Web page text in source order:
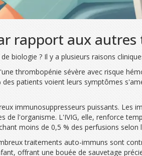
rapport aux
biologie ? Il y a plusieurs raisons
thrombopénie sévère avec risque
patients voient leurs symptômes
immunosuppresseurs puissants. Les
de l'organisme. L'IVIG, elle, renforce
moins de 0,5 % des perfusions selon
traitements auto-immuns sont
offrant une bouée de sauvetage